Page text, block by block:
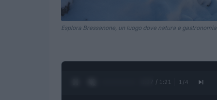
Esplora Bressanone, un luogo dove natura e
0:28 / 1:21 1 /4